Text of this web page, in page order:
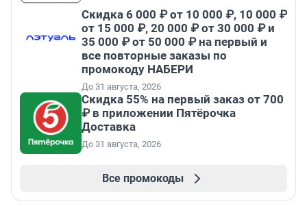
Скидка 6 000 ₽ от 10 000 ₽, 10 000 ₽
от 15 000 ₽, 20 000 ₽ от 30 000 ₽ и
35 000 ₽ от 50 000 ₽ на первый и
все повторные заказы по
промокоду НАБЕРИ
До 31 августа, 2026
Скидка 55% на первый заказ от 700
₽ в приложении Пятёрочка
Доставка
До 31 августа, 2026
Все промокоды